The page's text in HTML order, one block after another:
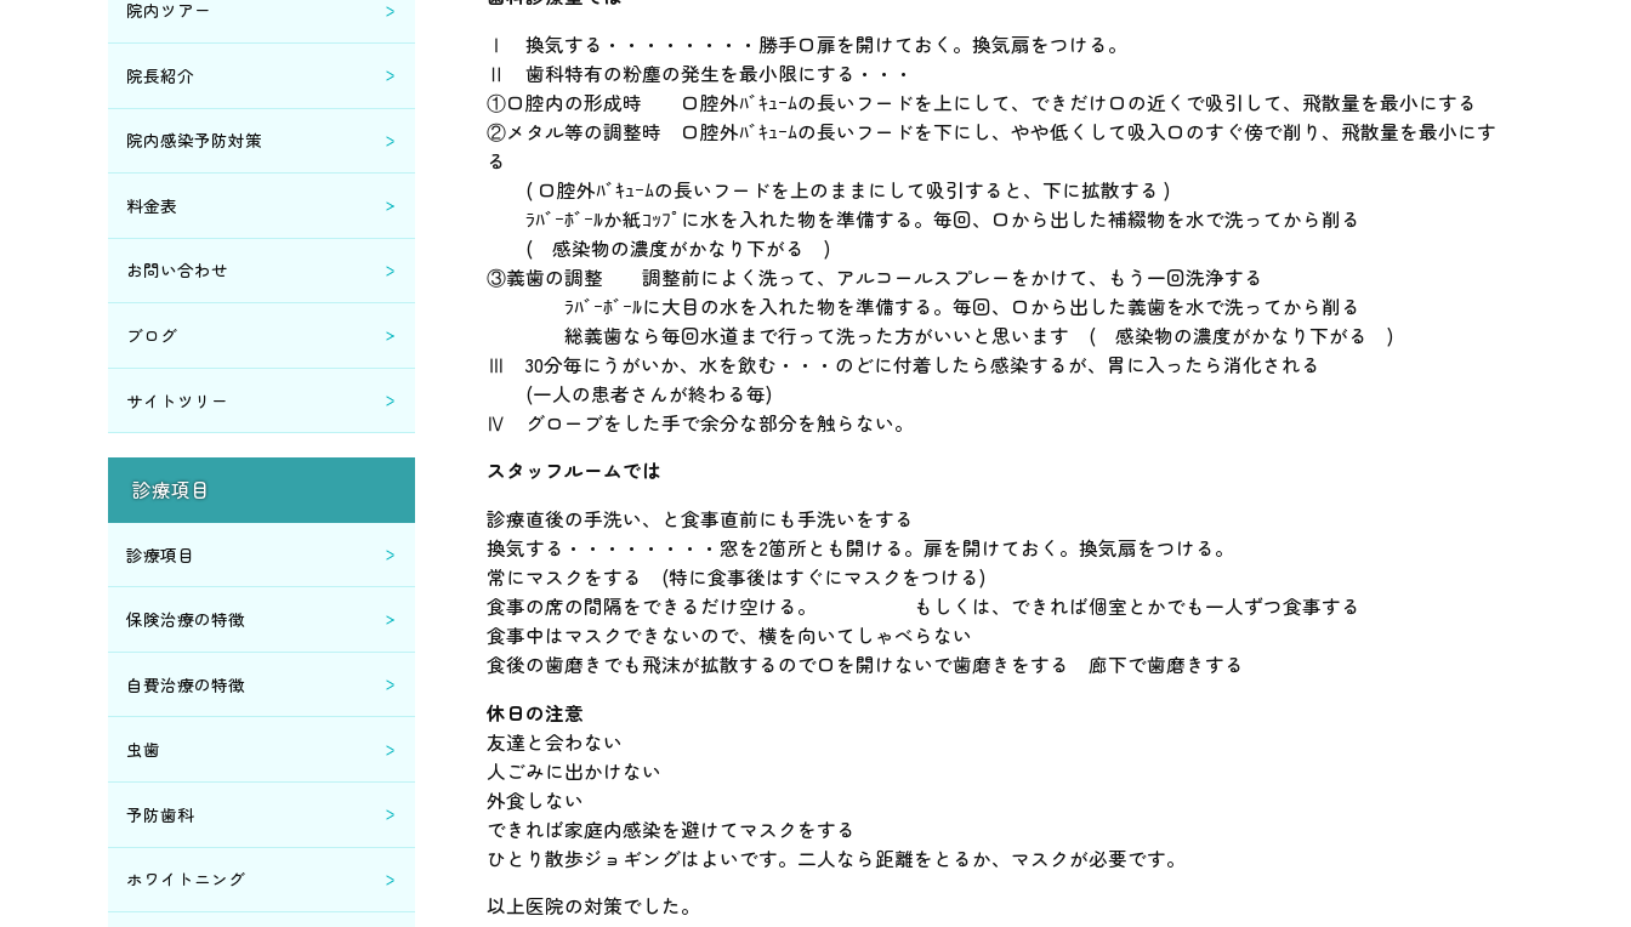
Ⅰ 換気する・・・・・・・・勝手口扉を開けておく。換気扇をつける。
Ⅱ 歯科特有の粉塵の発生を最小限にする・・・
①口腔内の形成時 口腔外ﾊﾞｷｭｰﾑの長いフードを上にして、できだけ口の近くで吸引して、飛散量を最小にする
②メタル等の調整時 口腔外ﾊﾞｷｭｰﾑの長いフードを下にし、やや低くして吸入口のすぐ傍で削り、飛散量を最小にす
る
( 口腔外ﾊﾞｷｭｰﾑの長いフードを上のままにして吸引すると、下に拡散する )
ﾗﾊﾞｰﾎﾞｰﾙか紙ｺｯﾌﾟに水を入れた物を準備する。毎回、口から出した補綴物を水で洗ってから削る
( 感染物の濃度がかなり下がる )
③義歯の調整 調整前によく洗って、アルコールスプレーをかけて、もう一回洗浄する
ﾗﾊﾞｰﾎﾞｰﾙに大目の水を入れた物を準備する。毎回、口から出した義歯を水で洗ってから削る
総義歯なら毎回水道まで行って洗った方がいいと思います ( 感染物の濃度がかなり下がる )
Ⅲ 30分毎にうがいか、水を飲む・・・のどに付着したら感染するが、胃に入ったら消化される
(一人の患者さんが終わる毎)
Ⅳ グローブをした手で余分な部分を触らない。
スタッフルームでは
診療直後の手洗い、と食事直前にも手洗いをする
換気する・・・・・・・・窓を2箇所とも開ける。扉を開けておく。換気扇をつける。
常にマスクをする (特に食事後はすぐにマスクをつける)
食事の席の間隔をできるだけ空ける。 もしくは、できれば個室とかでも一人ずつ食事する
食事中はマスクできないので、横を向いてしゃべらない
食後の歯磨きでも飛沫が拡散するので口を開けないで歯磨きをする 廊下で歯磨きする
休日の注意
友達と会わない
人ごみに出かけない
外食しない
できれば家庭内感染を避けてマスクをする
ひとり散歩ジョギングはよいです。二人なら距離をとるか、マスクが必要です。
以上医院の対策でした。
2020年1月 (2)
2019年12月 (1)
2019年11月 (1)
2019年8月 (1)
2019年5月 (3)
2019年4月 (1)
2019年3月 (2)
2019年2月 (5)
2019年1月 (1)
2018年10月 (2)
2018年9月 (1)
2018年8月 (1)
院内ツアー
院長紹介
院内感染予防対策
料金表
お問い合わせ
ブログ
サイトツリー
診療項目
診療項目
保険治療の特徴
自費治療の特徴
虫歯
予防歯科
ホワイトニング